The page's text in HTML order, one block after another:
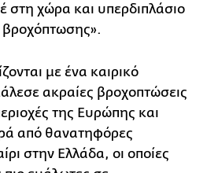
στη χώρα και υπερδιπλάσιο
βροχόπτωσης».
με ένα καιρικό
ακραίες βροχοπτώσεις
της Ευρώπης και
από θανατηφόρες
στην Ελλάδα, οι οποίες